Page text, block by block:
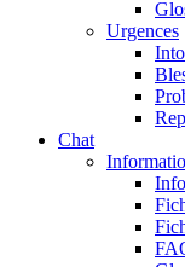
Urgences
Chat